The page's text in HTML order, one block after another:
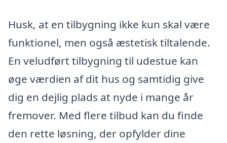
Husk, at en tilbygning ikke kun skal være
funktionel, men også æstetisk tiltalende.
En veludført tilbygning til udestue kan
øge værdien af dit hus og samtidig give
dig en dejlig plads at nyde i mange år
fremover. Med flere tilbud kan du finde
den rette løsning, der opfylder dine